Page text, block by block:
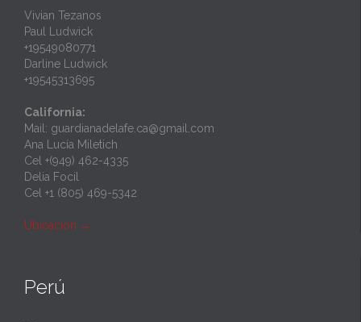
Vivian Tezanos
Paul Ludwick
+19549080771
Darline Ludwick
+19545313695
California:
Mail: guardianadelafe.ca@gmail.com
Ana Lucía Miletich
Cel +(949) 462-4335
Delia Focil
Cel +1 (805) 469-5342
Ubicación →
Perú